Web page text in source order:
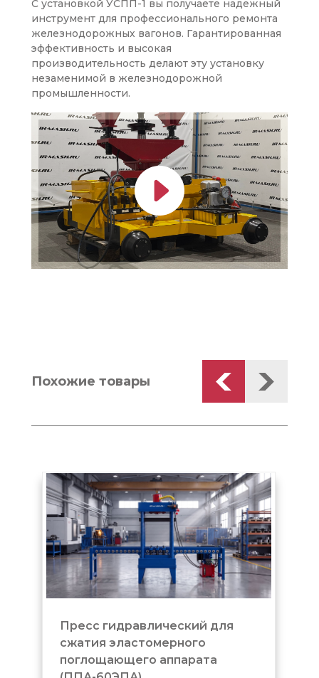
С установкой УСПП-1 вы получаете надежный
инструмент для профессионального ремонта
железнодорожных вагонов. Гарантированная
эффективность и высокая
производительность делают эту установку
незаменимой в железнодорожной
промышленности.
Похожие товары
для
аппарата
Домкрат